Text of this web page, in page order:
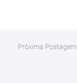
Próxima Postagem